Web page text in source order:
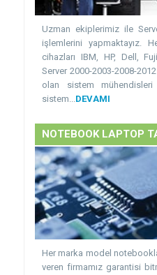
Uzman ekiplerimiz ile
işlemlerini yapmaktayız.
cihazları IBM, HP, Dell,
Server 2000-2003-2008-
olan sistem
sistem... DEVAMI
NOTEBOOK LAPTOP
Her marka model
veren firmamız garantisi